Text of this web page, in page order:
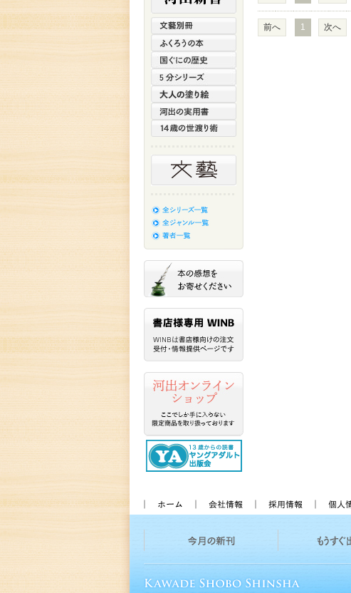
前へ 1 次へ